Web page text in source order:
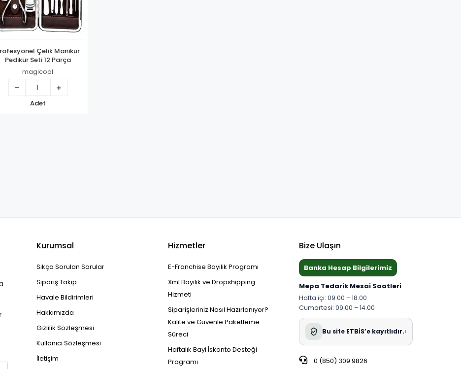
Çelik Manikür
Pedikür Seti 12 Parça
magicool
Adet
Kurumsal
Sıkça Sorulan Sorular
Sipariş Takip
Havale Bildirimleri
Hakkımızda
Gizlilik Sözleşmesi
Kullanıcı Sözleşmesi
İletişim
Hizmetler
E-Franchise Bayilik Programı
Xml Bayilik ve Dropshipping
Hizmeti
Siparişleriniz Nasıl Hazırlanıyor?
Kalite ve Güvenle Paketleme
Süreci
Haftalık Bayi İskonto Desteği
Programı
Bize Ulaşın
Banka Hesap Bilgilerimiz
Mepa Tedarik Mesai Saatleri
Hafta içi: 09.00 – 18.00
Cumartesi: 09.00 – 14.00
Bu site ETBİS’e kayıtlıdır.›
0 (850) 309 9826